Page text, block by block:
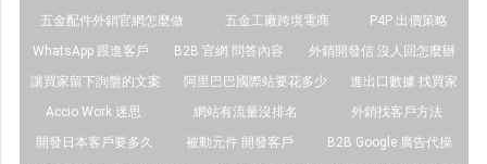
五金配件外銷官網怎麼做
五金工廠跨境電商
P4P 出價策略
WhatsApp 跟進客戶
B2B 官網 問答內容
外銷開發信 沒人回怎麼辦
讓買家留下詢盤的文案
阿里巴巴國際站要花多少
進出口數據 找買家
Accio Work 迷思
網站有流量沒排名
外銷找客戶方法
開發日本客戶要多久
被動元件 開發客戶
B2B Google 廣告代操